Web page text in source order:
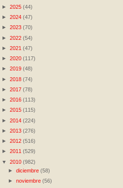
► 2025 (44)
► 2024 (47)
► 2023 (70)
► 2022 (54)
► 2021 (47)
► 2020 (117)
► 2019 (48)
► 2018 (74)
► 2017 (78)
► 2016 (113)
► 2015 (115)
► 2014 (224)
► 2013 (276)
► 2012 (516)
► 2011 (529)
▼ 2010 (982)
►diciembre(58)
►noviembre(56)